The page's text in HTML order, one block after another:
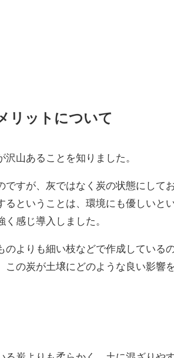
リットについて
山あることを知りました。
ですが、灰ではなく炭の状態にして
るということは、環境にも優しいと
感じ導入しました。
のよりも細い枝などで作成している
この炭が土壌にどのような良い影響